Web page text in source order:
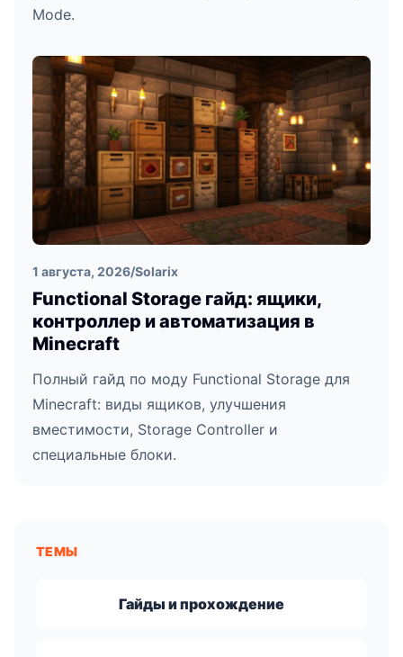
Mode.
1 августа, 2026/Solarix
Functional Storage гайд: ящики,
контроллер и автоматизация в
Minecraft
Полный гайд по моду Functional Storage для
Minecraft: виды ящиков, улучшения
вместимости, Storage Controller и
специальные блоки.
ТЕМЫ
Гайды и прохождение